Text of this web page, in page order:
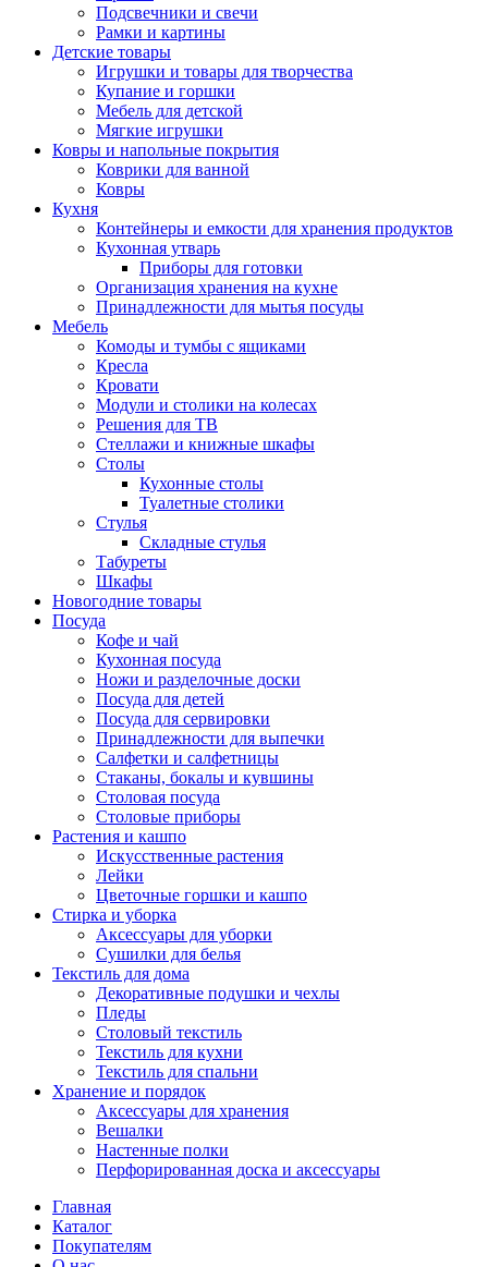
Подсвечники и свечи
Рамки и картины
Детские товары
Игрушки и товары для творчества
Купание и горшки
Мебель для детской
Мягкие игрушки
Ковры и напольные покрытия
Коврики для ванной
Ковры
Кухня
Контейнеры и емкости для хранения продуктов
Кухонная утварь
Приборы для готовки
Организация хранения на кухне
Принадлежности для мытья посуды
Мебель
Комоды и тумбы с ящиками
Кресла
Кровати
Модули и столики на колесах
Решения для ТВ
Стеллажи и книжные шкафы
Столы
Кухонные столы
Туалетные столики
Стулья
Складные стулья
Табуреты
Шкафы
Новогодние товары
Посуда
Кофе и чай
Кухонная посуда
Ножи и разделочные доски
Посуда для детей
Посуда для сервировки
Принадлежности для выпечки
Салфетки и салфетницы
Стаканы, бокалы и кувшины
Столовая посуда
Столовые приборы
Растения и кашпо
Искусственные растения
Лейки
Цветочные горшки и кашпо
Стирка и уборка
Аксессуары для уборки
Сушилки для белья
Текстиль для дома
Декоративные подушки и чехлы
Пледы
Столовый текстиль
Текстиль для кухни
Текстиль для спальни
Хранение и порядок
Аксессуары для хранения
Вешалки
Настенные полки
Перфорированная доска и аксессуары
Главная
Каталог
Покупателям